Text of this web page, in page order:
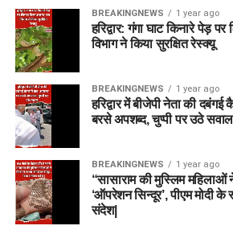
BREAKINGNEWS 1 year ago
हरिद्वार: गंगा घाट किनारे पेड़
विभाग ने किया सुरक्षित रेस्क्यू
BREAKINGNEWS 1 year ago
हरिद्वार में बीजेपी नेता की
बरसे अपशब्द, चुप्पी पर उठे सवाल
BREAKINGNEWS 1 year ago
“सासाराम की मुस्लिम महिलाओं
‘ऑपरेशन सिन्दूर’, पीएम मोदी
संदेश|